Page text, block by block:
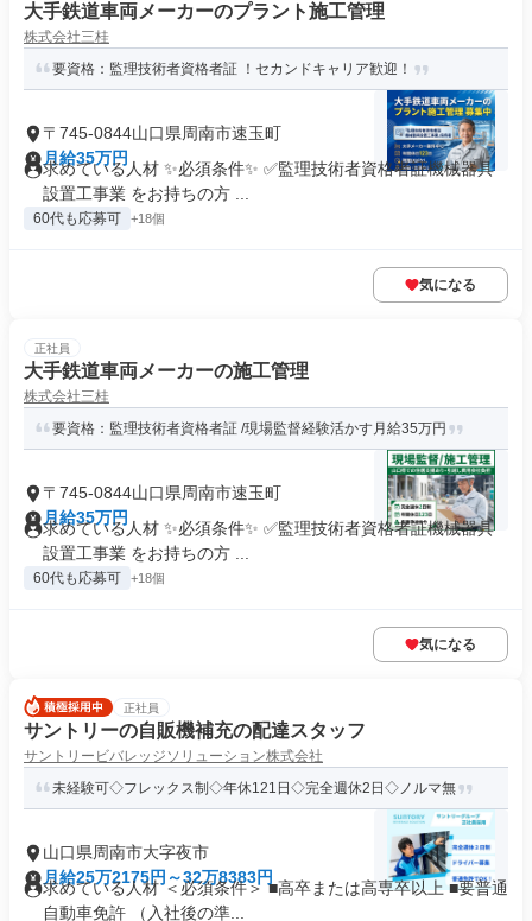
大手鉄道車両メーカーのプラント施工管理
株式会社三桂
要資格：監理技術者資格者証 ！セカンドキャリア歓迎！
〒745-0844山口県周南市速玉町
月給35万円
求めている人材 ✨必須条件✨ ✅監理技術者資格者証機械器具
設置工事業 をお持ちの方 ...
60代も応募可 +18個
気になる
正社員
大手鉄道車両メーカーの施工管理
株式会社三桂
要資格：監理技術者資格者証 /現場監督経験活かす月給35万円
〒745-0844山口県周南市速玉町
月給35万円
求めている人材 ✨必須条件✨ ✅監理技術者資格者証機械器具
設置工事業 をお持ちの方 ...
60代も応募可 +18個
気になる
正社員
サントリーの自販機補充の配達スタッフ
サントリービバレッジソリューション株式会社
未経験可◇フレックス制◇年休121日◇完全週休2日◇ノルマ無
山口県周南市大字夜市
月給25万2175円～32万8383円
求めている人材 ＜必須条件＞ ■高卒または高専卒以上 ■要普通
自動車免許 （入社後の準...